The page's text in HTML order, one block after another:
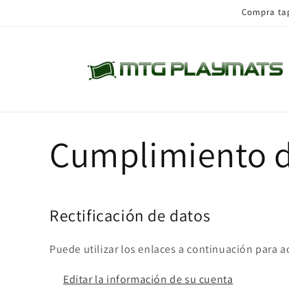
Compra
Cumplimiento
Rectificación de datos
Puede utilizar los enlaces a continuación para
Editar la información de su cuenta